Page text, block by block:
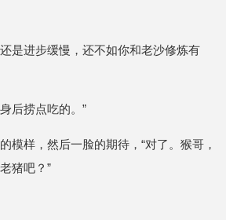
是进步缓慢，还不如你和老沙修炼有
后捞点吃的。”
模样，然后一脸的期待，“对了。猴哥，
猪吧？”